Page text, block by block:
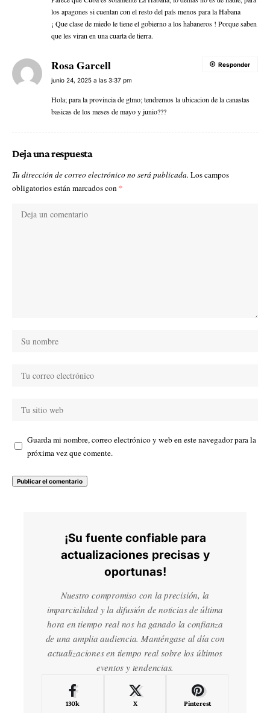
los apagones si cuentan con el resto del país menos para la Habana
¡ Que clase de miedo le tiene el gobierno a los habaneros ! Porque saben
que les viran en una cuarta de tierra.
Rosa Garcell
junio 24, 2025 a las 3:37 pm
Hola; para la provincia de gtmo; tendremos la ubicacion de la canastas
basicas de los meses de mayo y junio???
Responder
Deja una respuesta
Tu dirección de correo electrónico no será publicada. Los campos
obligatorios están marcados con *
Guarda mi nombre, correo electrónico y web en este navegador para la
próxima vez que comente.
¡Su fuente confiable para
actualizaciones precisas y
oportunas!
Nuestro compromiso con la precisión, la
imparcialidad y la difusión de noticias de última
hora en tiempo real nos ha ganado la confianza
de una amplia audiencia. Manténgase al día con
actualizaciones en tiempo real sobre los últimos
eventos y tendencias.
130k X Pinterest